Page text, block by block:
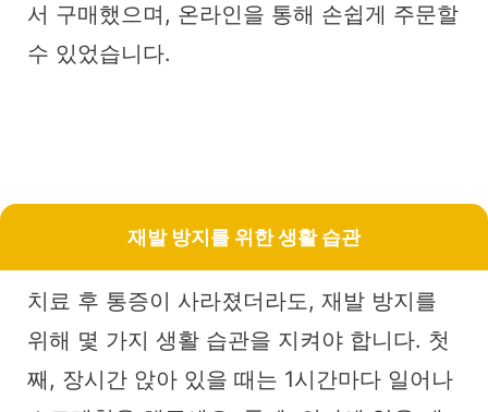
서 구매했으며, 온라인을 통해 손쉽게 주문할
수 있었습니다.
재발 방지를 위한 생활 습관
치료 후 통증이 사라졌더라도, 재발 방지를
위해 몇 가지 생활 습관을 지켜야 합니다. 첫
째, 장시간 앉아 있을 때는 1시간마다 일어나